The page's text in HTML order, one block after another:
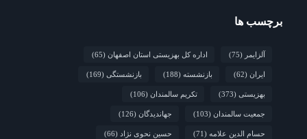
2 هفته قبل
بهزیستی؛ پاسداشت مقام مادربزرگ‌ها و پدربزرگ‌ها
برچسب ها
آلزایمر (75) اداره کل بهزیستی استان اصفهان (65)
ایران (62) بازنشسته (188) بازنشستگی (169)
بهزیستی (373) تکریم سالمندان (106)
جمعیت سالمندان (103) جهاندیدگان (126)
حسام الدین علامه (71) حسین نحوی نژاد (66)